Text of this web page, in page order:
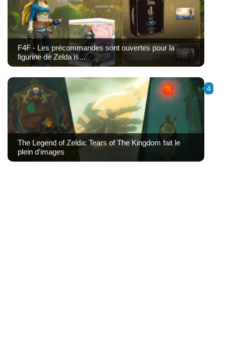
F4F - Les précommandes sont ouvertes pour la
figurine de Zelda is...
4
The Legend of Zelda: Tears of The Kingdom fait le
plein d'images